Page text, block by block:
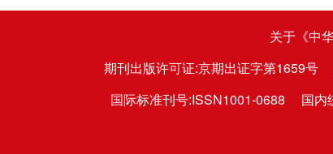
关于《中
期刊出版许可证:京期出证字第1659号
国际标准刊号:ISSN1001-0688
国内